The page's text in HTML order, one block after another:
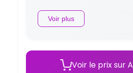
Voir plus
Voir le prix sur